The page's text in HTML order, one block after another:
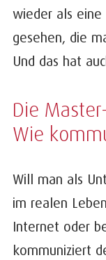
wieder als
gesehen, die
Und das hat
Die
Wie
Will man als
im realen
Internet oder
kommuniziert